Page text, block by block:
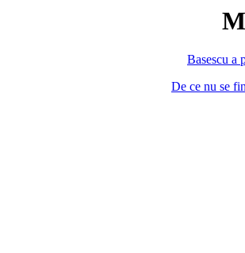
Basescu a
De ce nu se